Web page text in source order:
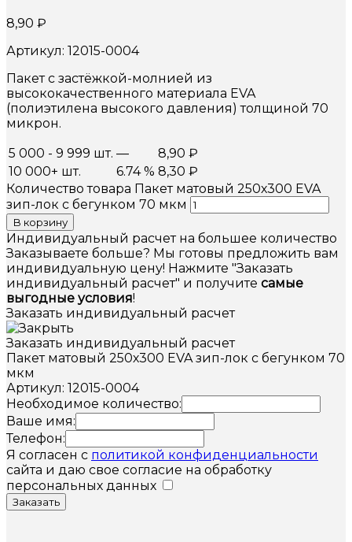
8,90 ₽
Артикул: 12015-0004
Пакет с застёжкой-молнией из
высококачественного материала EVA
(полиэтилена высокого давления) толщиной 70
микрон.
5 000 - 9 999 шт. — 8,90 ₽
10 000+ шт.
6.74 % 8,30 ₽
Количество товара Пакет матовый 250х300 EVA
зип-лок с бегунком 70 мкм
В корзину
Индивидуальный расчет на большее количество
Заказываете больше? Мы готовы предложить вам
индивидуальную цену! Нажмите "Заказать
индивидуальный расчет" и получите самые
выгодные условия!
Заказать индивидуальный расчет
Заказать индивидуальный расчет
Пакет матовый 250х300 EVA зип-лок с бегунком 70
мкм
Артикул: 12015-0004
Необходимое количество:
Ваше имя:
Телефон:
Я согласен с политикой конфиденциальности
сайта и даю свое согласие на обработку
персональных данных
Заказать